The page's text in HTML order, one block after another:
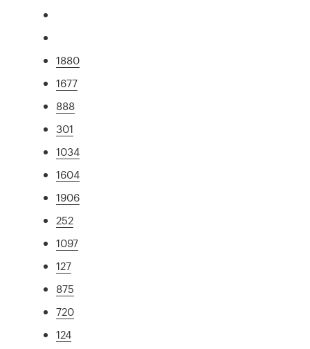
1880
1677
888
301
1034
1604
1906
252
1097
127
875
720
124